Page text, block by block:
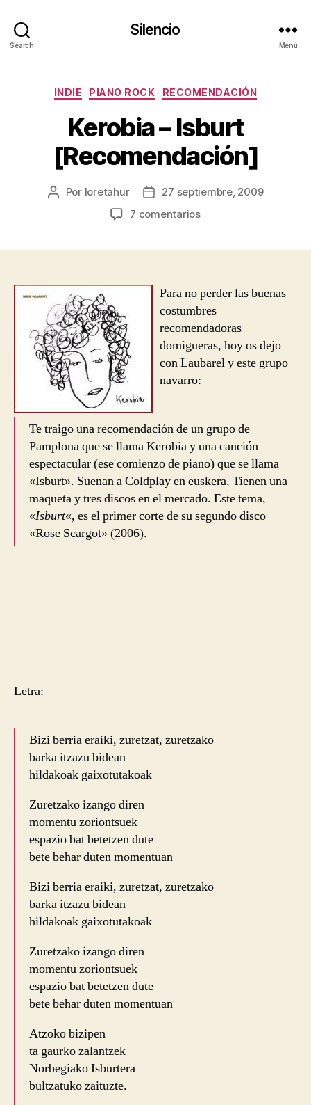
Search
Silencio
Menú
Categorías
INDIE PIANO ROCK RECOMENDACIÓN
Kerobia – Isburt
[Recomendación]
Autor
Por loretahur
Fecha27 septiembre, 2009
7 comentariosen
Para no perder las buenas
costumbres
recomendadoras
domigueras, hoy os dejo
con Laubarel y este grupo
navarro:
Te traigo una recomendación de un grupo de
Pamplona que se llama Kerobia y una canción
espectacular (ese comienzo de piano) que se llama
«Isburt». Suenan a Coldplay en euskera. Tienen una
maqueta y tres discos en el mercado. Este tema,
«Isburt«, es el primer corte de su segundo disco
«Rose Scargot» (2006).
Letra:
Bizi berria eraiki, zuretzat, zuretzako
barka itzazu bidean
hildakoak gaixotutakoak
Zuretzako izango diren
momentu zoriontsuek
espazio bat betetzen dute
bete behar duten momentuan
Bizi berria eraiki, zuretzat, zuretzako
barka itzazu bidean
hildakoak gaixotutakoak
Zuretzako izango diren
momentu zoriontsuek
espazio bat betetzen dute
bete behar duten momentuan
Atzoko bizipen
ta gaurko zalantzek
Norbegiako Isburtera
bultzatuko zaituzte.